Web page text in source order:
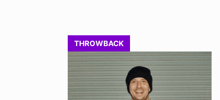
THROWBACK